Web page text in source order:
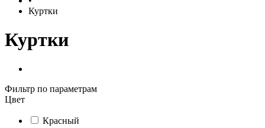
Куртки
Куртки
Фильтр по параметрам
Цвет
Красный